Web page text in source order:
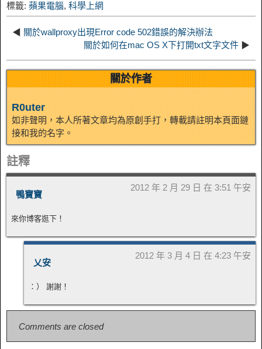
n
標籤: 蘋果電腦, 科學上網
◀ 關於wallproxy出現Error code 502錯誤的解決辦法
關於如何在mac OS X下打開txt文字文件 ▶
關於作者
R0uter
如非聲明，本人所著文章均為原創手打，轉載請註明本頁面鏈
接和我的名字。
註釋
鴨寶寶
2012 年 2 月 29 日 在 3:51 午安
來你博客逛下！
乂安
2012 年 3 月 4 日 在 4:23 午安
：） 謝謝！
Comments are closed